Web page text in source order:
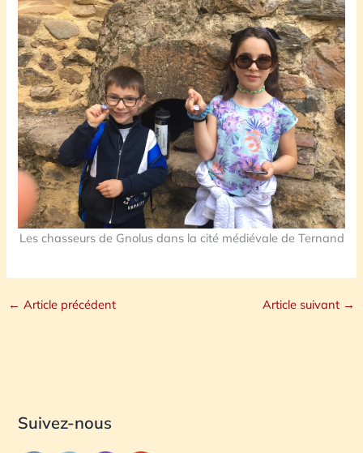
Les chasseurs de Gnolus dans la cité médiévale de Ternand
← Article précédent Article suivant →
Suivez-nous